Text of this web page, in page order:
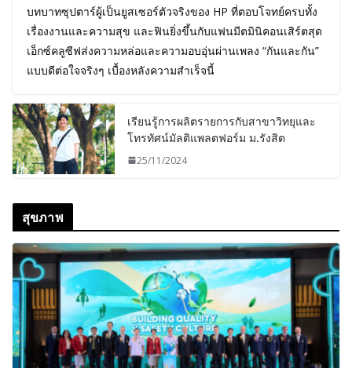
บทบาทซุปตาร์ผู้เป็นยูสเซอร์ตัวจริงของ HP ที่ตอบโจทย์ครบทั้ง
เรื่องงานและความสุข และฟินยิ่งขึ้นกับแฟนมีตมินิคอนเสิร์ตสุด
เอ็กซ์คลูซีฟส่งความหล่อและความอบอุ่นผ่านเพลง “กันและกัน”
แบบดีต่อใจจริงๆ เบื้องหลังความสำเร็จนี้
เรียนรู้การผลิตรายการกับสาขาวิทยุและ
โทรทัศน์มัลติแพลตฟอร์ม ม.รังสิต
25/11/2024
สุขภาพ